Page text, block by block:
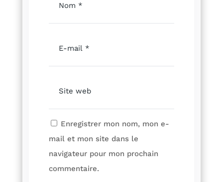
Enregistrer mon nom, mon e-
mail et mon site dans le
navigateur pour mon prochain
commentaire.